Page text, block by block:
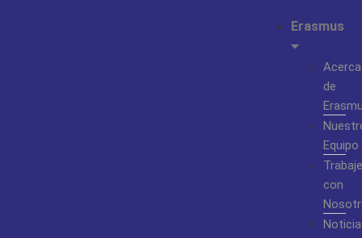
Erasmus
Acerca
de
Equipo
Trabaje
con